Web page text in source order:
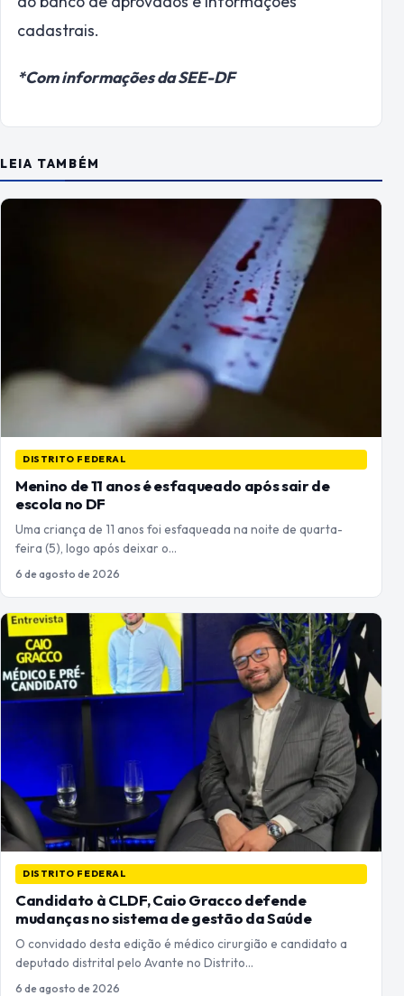
cadastrais.
*Com informações da SEE-DF
LEIA TAMBÉM
DISTRITO FEDERAL
Menino de 11 anos é esfaqueado após sair de
escola no DF
Uma criança de 11 anos foi esfaqueada na noite de quarta-
feira (5), logo após deixar o…
6 de agosto de 2026
DISTRITO FEDERAL
Candidato à CLDF, Caio Gracco defende
mudanças no sistema de gestão da Saúde
O convidado desta edição é médico cirurgião e candidato a
deputado distrital pelo Avante no Distrito…
6 de agosto de 2026